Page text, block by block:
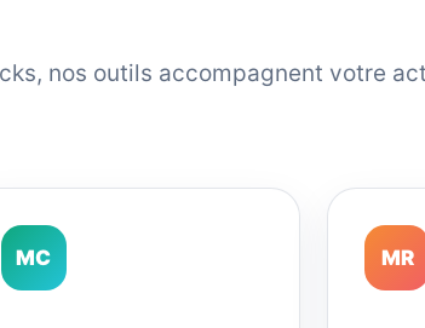
nos outils accompagnent votre
MC MR